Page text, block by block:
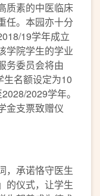
质素的中医临床
任。本园亦十分
19学年成立
学院学生的学业
务委员会将由
名额设定为10
2029学年。
金支票致赠仪
，承诺恪守医生
的仪式，让学生